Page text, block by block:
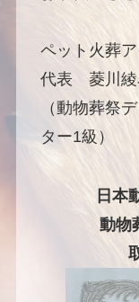
ペット火葬
代表 菱川綾
（動物葬祭
ター1級）
日本
動物